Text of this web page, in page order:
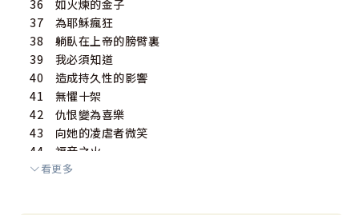
36 如火煉的金子
37 為耶穌瘋狂
38 躺臥在上帝的膀臂裏
39 我必須知道
40 造成持久性的影響
41 無懼十架
42 仇恨變為喜樂
43 向她的凌虐者微笑
44 福音之火
45 不死的約翰
看更多